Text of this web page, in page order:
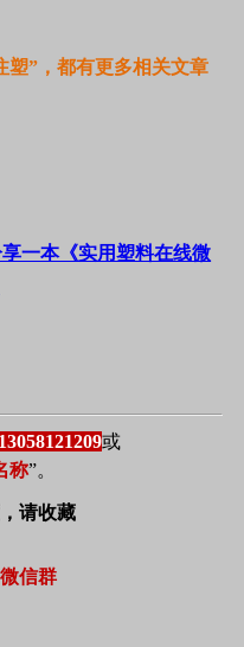
塑”，都有更多相关文章
一本《实用塑料在线微
13058121209或
称”。
信群